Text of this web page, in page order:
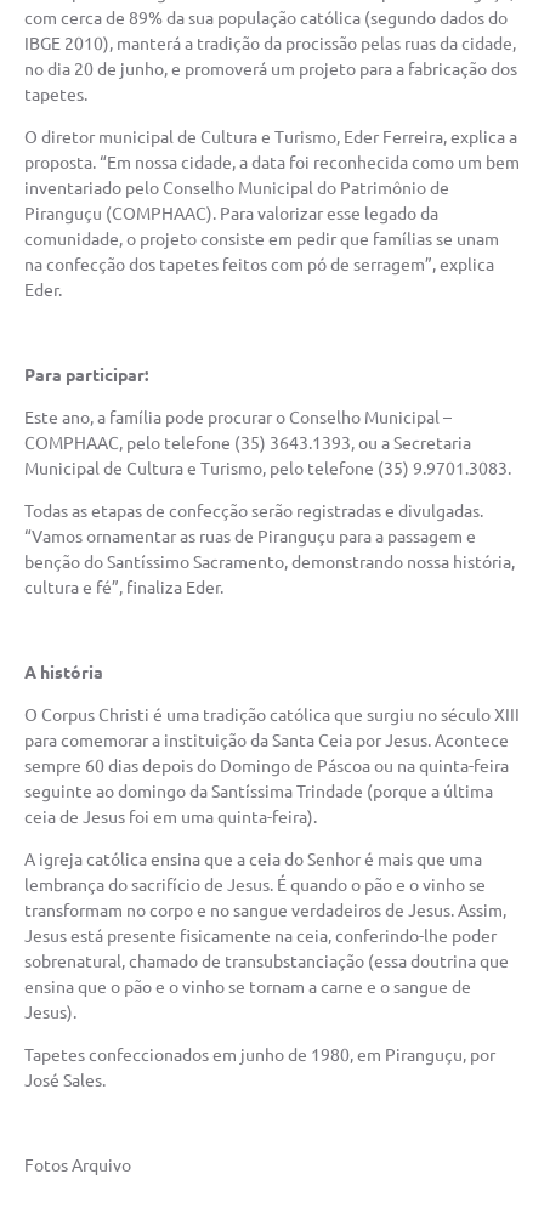
com cerca de 89% da sua população católica (segundo dados do
IBGE 2010), manterá a tradição da procissão pelas ruas da cidade,
no dia 20 de junho, e promoverá um projeto para a fabricação dos
tapetes.
O diretor municipal de Cultura e Turismo, Eder Ferreira, explica a
proposta. “Em nossa cidade, a data foi reconhecida como um bem
inventariado pelo Conselho Municipal do Patrimônio de
Piranguçu (COMPHAAC). Para valorizar esse legado da
comunidade, o projeto consiste em pedir que famílias se unam
na confecção dos tapetes feitos com pó de serragem”, explica
Eder.
Para participar:
Este ano, a família pode procurar o Conselho Municipal –
COMPHAAC, pelo telefone (35) 3643.1393, ou a Secretaria
Municipal de Cultura e Turismo, pelo telefone (35) 9.9701.3083.
Todas as etapas de confecção serão registradas e divulgadas.
“Vamos ornamentar as ruas de Piranguçu para a passagem e
benção do Santíssimo Sacramento, demonstrando nossa história,
cultura e fé”, finaliza Eder.
A história
O Corpus Christi é uma tradição católica que surgiu no século XIII
para comemorar a instituição da Santa Ceia por Jesus. Acontece
sempre 60 dias depois do Domingo de Páscoa ou na quinta-feira
seguinte ao domingo da Santíssima Trindade (porque a última
ceia de Jesus foi em uma quinta-feira).
A igreja católica ensina que a ceia do Senhor é mais que uma
lembrança do sacrifício de Jesus. É quando o pão e o vinho se
transformam no corpo e no sangue verdadeiros de Jesus. Assim,
Jesus está presente fisicamente na ceia, conferindo-lhe poder
sobrenatural, chamado de transubstanciação (essa doutrina que
ensina que o pão e o vinho se tornam a carne e o sangue de
Jesus).
Tapetes confeccionados em junho de 1980, em Piranguçu, por
José Sales.
Fotos Arquivo